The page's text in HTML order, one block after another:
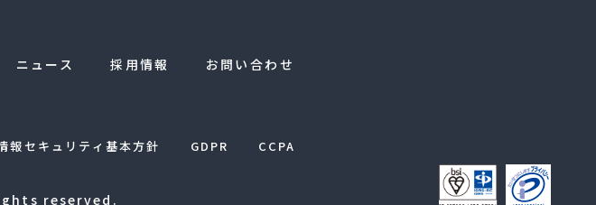
ニュース 採用情報 お問い合わせ
報セキュリティ基本方針 GDPR CCPA
reserved.